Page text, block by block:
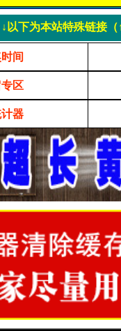
以下为本站特殊链接
间
区
器